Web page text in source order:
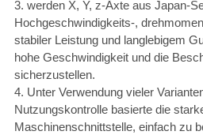
3. werden X, Y, z-Äxte aus Japan-
Hochgeschwindigkeits-,
stabiler Leistung und langlebigem
hohe Geschwindigkeit und die
sicherzustellen.
4. Unter Verwendung vieler
Nutzungskontrolle basierte die
Maschinenschnittstelle, einfach zu